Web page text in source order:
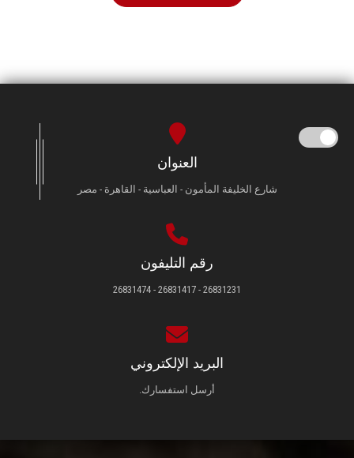
العنوان
شارع الخليفة المأمون - العباسية - القاهرة - مصر
رقم التليفون
26831231 - 26831417 - 26831474
البريد الإلكتروني
أرسل استفسارك.